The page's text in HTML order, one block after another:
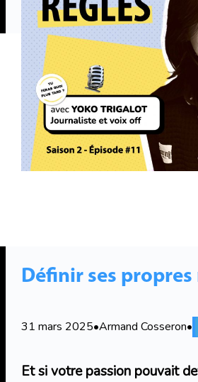
Définir ses propres
31 mars 2025•Armand Cosseron•
Et si votre passion pouvait